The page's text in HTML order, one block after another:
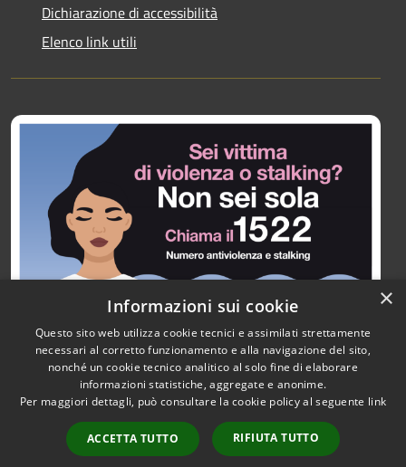
Dichiarazione di accessibilità
Elenco link utili
Accessibilità
Copyright © 2026 • Città di
Paullo • Powered by
Municipium•
Accesso
redazione
×
Informazioni sui cookie
Questo sito web utilizza cookie tecnici e assimilati strettamente
necessari al corretto funzionamento e alla navigazione del sito,
nonché un cookie tecnico analitico al solo fine di elaborare
informazioni statistiche, aggregate e anonime.
Per maggiori dettagli, può consultare la cookie policy al seguente link
ACCETTA TUTTO RIFIUTA TUTTO